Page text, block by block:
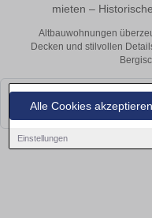
Alle Cookies akzeptieren
Einstellungen
mieten –
Altbauwohnungen
Decken und stilvollen
Leider konnten wir derzeit
bald wieder vorbei!